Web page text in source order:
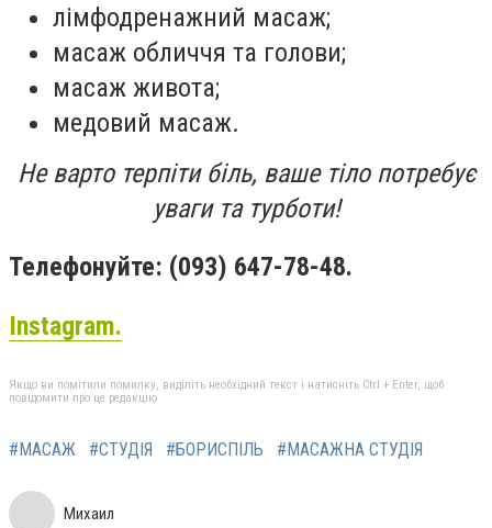
лімфодренажний масаж;
масаж обличчя та голови;
масаж живота;
медовий масаж.
Не варто терпіти біль, ваше тіло потребує
уваги та турботи!
Телефонуйте: (093) 647-78-48.
Instagram.
Якщо ви помітили помилку, виділіть необхідний текст і натисніть Ctrl + Enter, щоб
повідомити про це редакцію
#МАСАЖ #СТУДІЯ #БОРИСПІЛЬ #МАСАЖНА СТУДІЯ
Михаил